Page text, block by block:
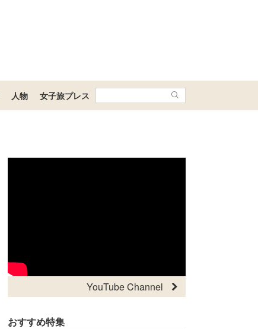
人物 女子旅プレス
YouTube Channel
おすすめ特集